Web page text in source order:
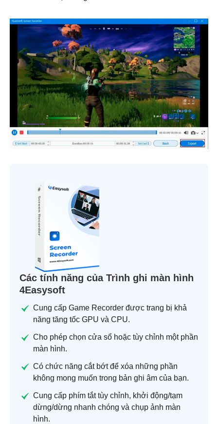
Các tính năng của Trình ghi màn hình
4Easysoft
Cung cấp Game Recorder được trang bị khả
năng tăng tốc GPU và CPU.
Cho phép chọn cửa sổ hoặc tùy chỉnh một phần
màn hình.
Có chức năng cắt bớt để xóa những phần
không mong muốn trong bản ghi âm của bạn.
Cung cấp phím tắt tùy chỉnh, khởi động/tạm
dừng/dừng nhanh chóng và chụp ảnh màn
hình.